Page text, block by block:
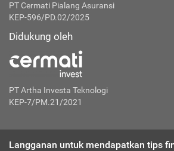
PT Cermati Pialang Asuransi
KEP-596/PD.02/2025
Didukung oleh
PT Artha Investa Teknologi
KEP-7/PM.21/2021
Langganan untuk mendapatkan tips